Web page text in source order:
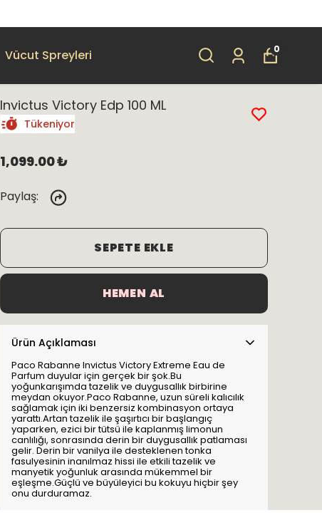
Vücut Spreyleri 0
Invictus Victory Edp 100 ML
Tükeniyor
1,099.00 ₺
Paylaş:
SEPETE EKLE
HEMEN AL
Ürün Açıklaması
Paco Rabanne Invictus Victory Extreme Eau de
Parfum duyular için gerçek bir şok.Bu
yoğunkarışımda tazelik ve duygusallık birbirine
meydan okuyor.Paco Rabanne, uzun süreli kalıcılık
sağlamak için iki benzersiz kombinasyon ortaya
yarattı.Artan tazelik ile şaşırtıcı bir başlangıç
yaparken, ezici bir tütsü ile kaplanmış limonun
canlılığı, sonrasında derin bir duygusallık patlaması
gelir. Derin bir vanilya ile desteklenen tonka
fasulyesinin inanılmaz hissi ile etkili tazelik ve
manyetik yoğunluk arasında mükemmel bir
eşleşme.Güçlü ve büyüleyici bu kokuyu hiçbir şey
onu durduramaz.